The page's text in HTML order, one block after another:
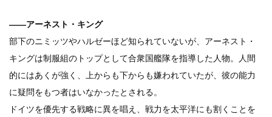
――アーネスト・キング
部下のニミッツやハルゼーほど知られていないが、アーネスト・
キングは制服組のトップとして合衆国艦隊を指導した人物。人間
的にはあくが強く、上からも下からも嫌われていたが、彼の能力
に疑問をもつ者はいなかったとされる。
ドイツを優先する戦略に異を唱え、戦力を太平洋にも割くことを